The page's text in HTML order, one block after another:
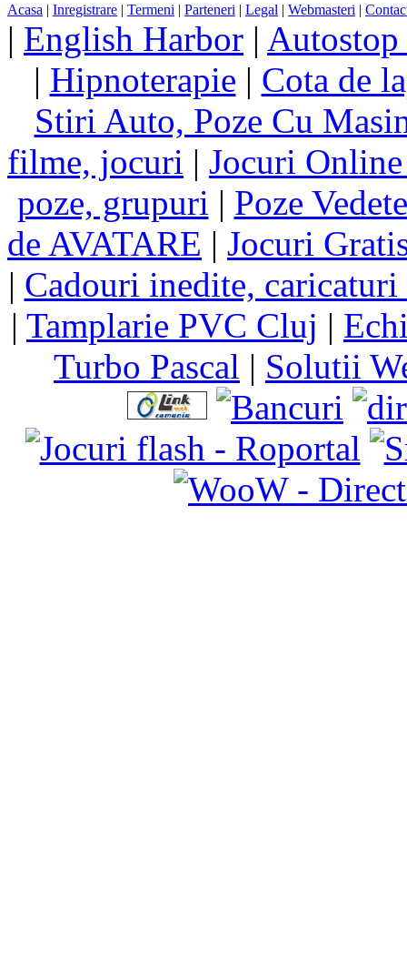
Acasa | Inregistrare | Termeni | Parteneri | Legal | Webmasteri |
| English Harbor |
| Hipnoterapie | Cota de
Stiri Auto, Poze Cu
filme, jocuri | Jocuri
poze, grupuri | Poze
de AVATARE | Jocuri
| Cadouri inedite,
| Tamplarie PVC Cluj |
Turbo Pascal | Solutii